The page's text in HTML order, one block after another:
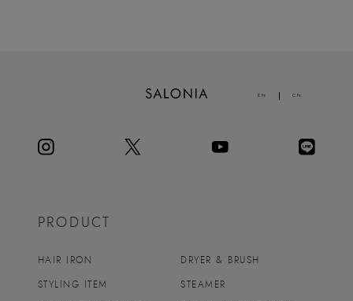
EN CN
PRODUCT
HAIR IRON DRYER & BRUSH
STYLING ITEM STEAMER